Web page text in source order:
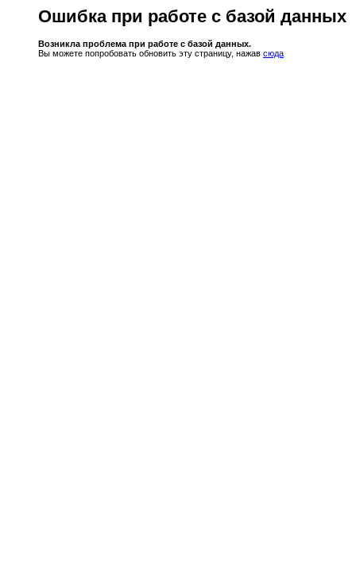
Ошибка при работе с базой данных
Возникла проблема при работе с базой данных.
Вы можете попробовать обновить эту страницу, нажав сюда